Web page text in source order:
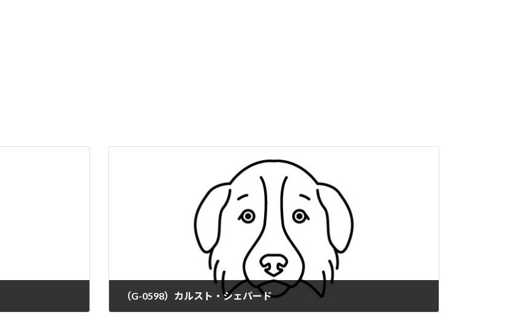
（G-0598）カルスト・シェパード